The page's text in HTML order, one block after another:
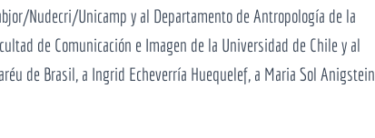
Nudecri/Unicamp y al Departamento de Antropología de la
de Comunicación e Imagen de la Universidad de Chile y al
de Brasil, a Ingrid Echeverría Huequelef, a Maria Sol